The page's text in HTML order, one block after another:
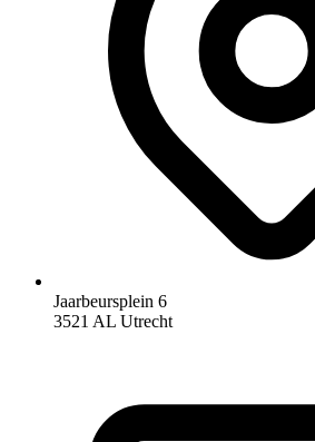
Jaarbeursplein 6
3521 AL Utrecht